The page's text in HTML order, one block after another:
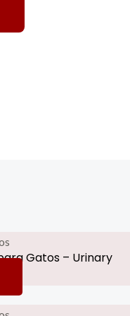
Gatos – Urinary